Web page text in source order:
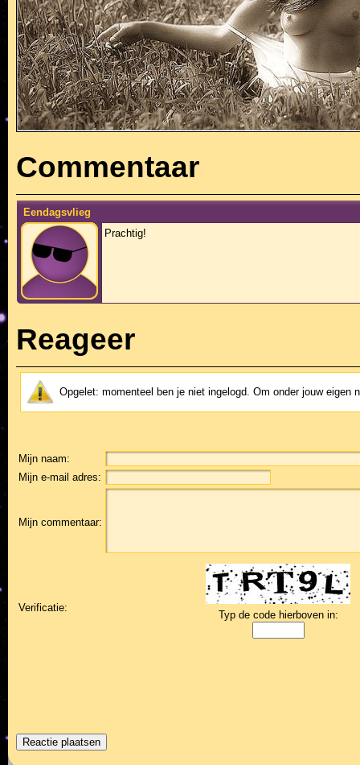
Commentaar
Eendagsvlieg
Prachtig!
Reageer
Opgelet: momenteel ben je niet ingelogd. Om onder jouw
Mijn naam:
Mijn e-mail adres:
Mijn commentaar:
Verificatie:
Typ de code hierboven in: